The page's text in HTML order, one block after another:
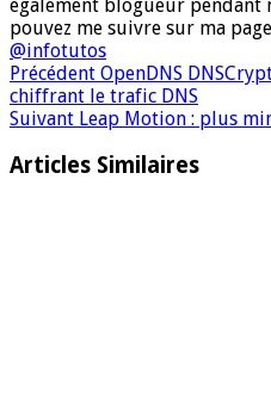
également blogueur pendant
pouvez me suivre sur ma
@infotutos
Précédent OpenDNS
chiffrant le trafic DNS
Suivant Leap Motion : plus
Articles Similaires